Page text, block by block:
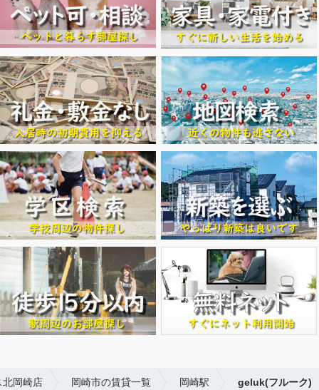
北岡崎店 岡崎市の賃貸一覧 岡崎駅 geluk(フルーク)